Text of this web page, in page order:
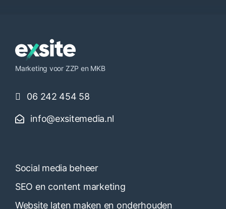
Marketing voor ZZP en MKB
06 242 454 58
info@exsitemedia.nl
Social media beheer
SEO en content marketing
Website laten maken en onderhouden